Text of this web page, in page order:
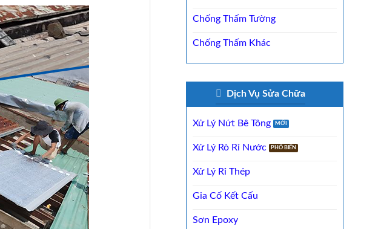
Chống Thấm Tường
Chống Thấm Khác
Dịch Vụ Sửa Chữa
Xử Lý Nứt Bê Tông
Xử Lý Rò Rỉ Nước
Xử Lý Rỉ Thép
Gia Cố Kết Cấu
Sơn Epoxy